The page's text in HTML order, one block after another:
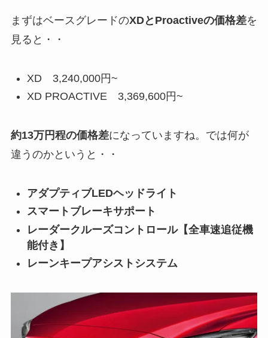
まずはベースグレードのXDとProactiveの価格差を
見ると・・
XD 3,240,000円~
XD PROACTIVE 3,369,600円~
約13万円程の価格差になっていますね。では何が
違うのかというと・・
アダプティブLEDヘッドライト
スマートブレーキサポート
レーダークルーズコントロール【全車速追従機
能付き】
レーンキープアシストシステム